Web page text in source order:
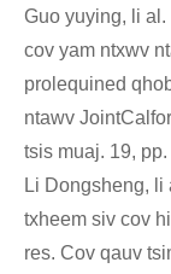
Guo yuying, li
cov yam ntxwv
prolequined
ntawv
tsis muaj. 19,
Li Dongsheng, li
txheem siv cov
res. Cov qauv